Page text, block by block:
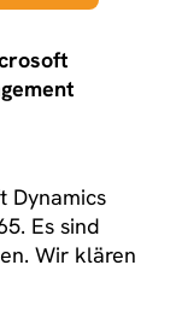
Dynamics
Es sind
Wir klären